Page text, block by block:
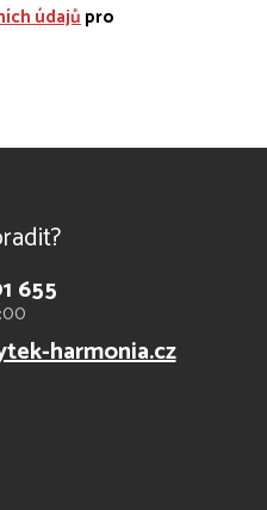
údajůpro
655
harmonia.cz